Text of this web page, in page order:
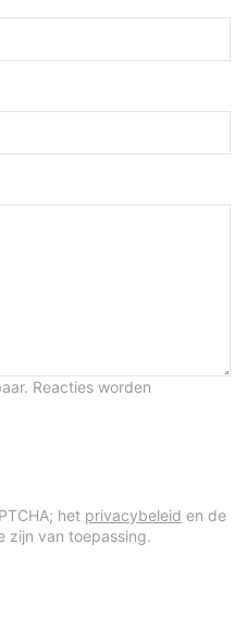
Reacties worden
het privacybeleid en de
zijn van toepassing.